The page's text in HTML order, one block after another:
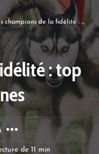
champions de la fidélité : top des races canines
: top
de 11 min